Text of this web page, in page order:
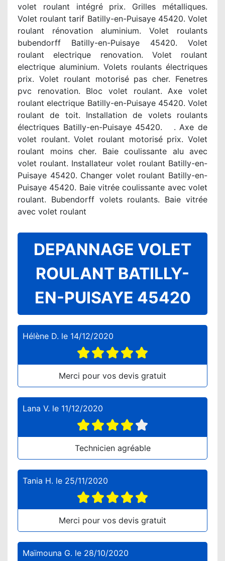
volet roulant intégré prix. Grilles métalliques.
Volet roulant tarif Batilly-en-Puisaye 45420. Volet
roulant rénovation aluminium. Volet roulants
bubendorff Batilly-en-Puisaye 45420. Volet
roulant electrique renovation. Volet roulant
electrique aluminium. Volets roulants électriques
prix. Volet roulant motorisé pas cher. Fenetres
pvc renovation. Bloc volet roulant. Axe volet
roulant electrique Batilly-en-Puisaye 45420. Volet
roulant de toit. Installation de volets roulants
électriques Batilly-en-Puisaye 45420. . Axe de
volet roulant. Volet roulant motorisé prix. Volet
roulant moins cher. Baie coulissante alu avec
volet roulant. Installateur volet roulant Batilly-en-
Puisaye 45420. Changer volet roulant Batilly-en-
Puisaye 45420. Baie vitrée coulissante avec volet
roulant. Bubendorff volets roulants. Baie vitrée
avec volet roulant
DEPANNAGE VOLET
ROULANT BATILLY-
EN-PUISAYE 45420
Hélène D. le 14/12/2020
Merci pour vos devis gratuit
Lana V. le 11/12/2020
Technicien agréable
Tania H. le 25/11/2020
Merci pour vos devis gratuit
Maïmouna G. le 28/10/2020